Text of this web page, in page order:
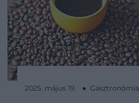
2025. május 19. ● Gasztronómia